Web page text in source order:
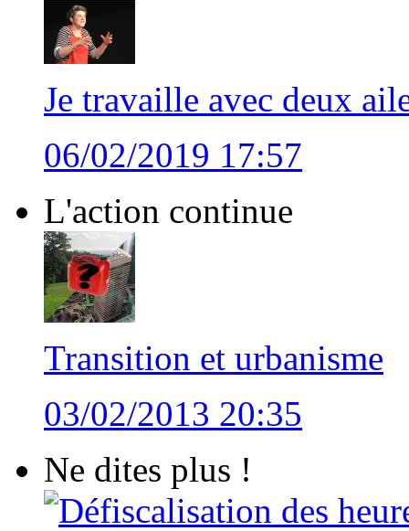
Je travaille avec deux
06/02/2019 17:57
L'action continue
Transition et urbanisme
03/02/2013 20:35
Ne dites plus !
Défiscalisation des